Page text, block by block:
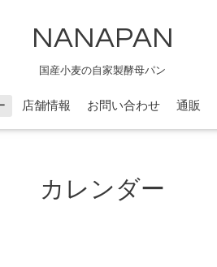
NANAPAN
国産小麦の自家製酵母パン
店舗情報 お問い合わせ 通販
カレンダー